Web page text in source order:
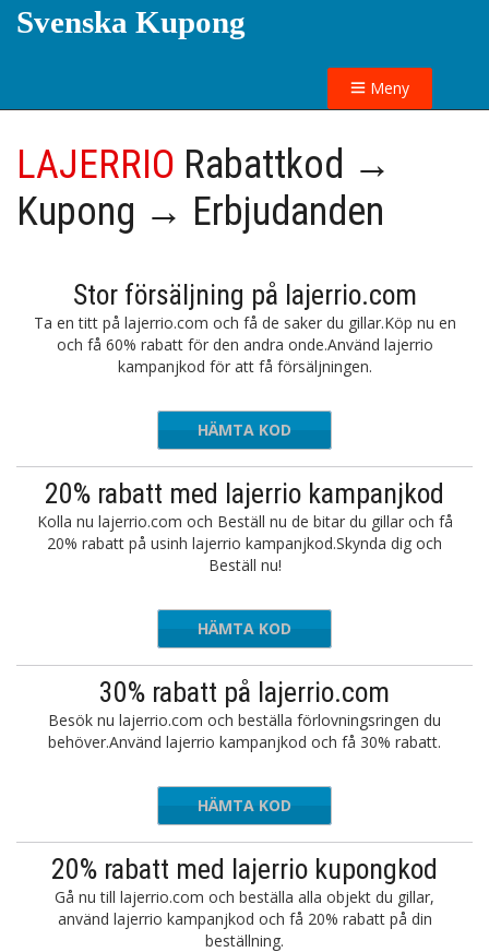
Svenska Kupong
Meny
LAJERRIO Rabattkod →
Kupong → Erbjudanden
Stor försäljning på lajerrio.com
Ta en titt på lajerrio.com och få de saker du gillar.Köp nu en
och få 60% rabatt för den andra onde.Använd lajerrio
kampanjkod för att få försäljningen.
DS60
HÄMTA KOD
20% rabatt med lajerrio kampanjkod
Kolla nu lajerrio.com och Beställ nu de bitar du gillar och få
20% rabatt på usinh lajerrio kampanjkod.Skynda dig och
Beställ nu!
LJ20
HÄMTA KOD
30% rabatt på lajerrio.com
Besök nu lajerrio.com och beställa förlovningsringen du
behöver.Använd lajerrio kampanjkod och få 30% rabatt.
HÄMTA KOD
20% rabatt med lajerrio kupongkod
Gå nu till lajerrio.com och beställa alla objekt du gillar,
använd lajerrio kampanjkod och få 20% rabatt på din
beställning.